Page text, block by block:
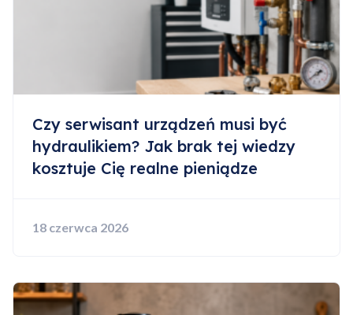
Czy serwisant urządzeń musi być
hydraulikiem? Jak brak tej wiedzy
kosztuje Cię realne pieniądze
18 czerwca 2026